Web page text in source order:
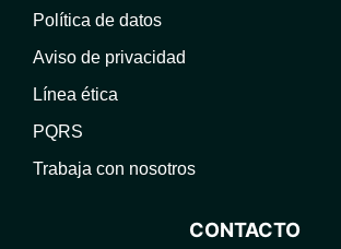
Política de datos
Aviso de privacidad
Línea ética
PQRS
Trabaja con nosotros
CONTACTO